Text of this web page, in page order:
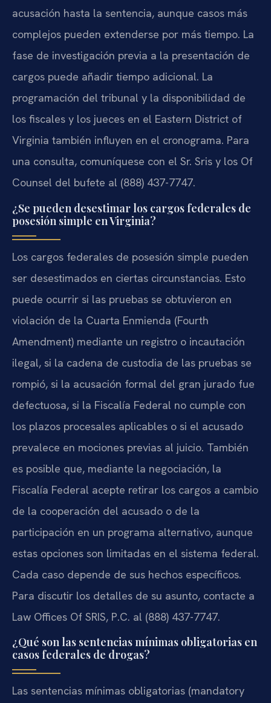
acusación hasta la sentencia, aunque casos más
complejos pueden extenderse por más tiempo. La
fase de investigación previa a la presentación de
cargos puede añadir tiempo adicional. La
programación del tribunal y la disponibilidad de
los fiscales y los jueces en el Eastern District of
Virginia también influyen en el cronograma. Para
una consulta, comuníquese con el Sr. Sris y los Of
Counsel del bufete al (888) 437-7747.
¿Se pueden desestimar los cargos federales de
posesión simple en Virginia?
Los cargos federales de posesión simple pueden
ser desestimados en ciertas circunstancias. Esto
puede ocurrir si las pruebas se obtuvieron en
violación de la Cuarta Enmienda (Fourth
Amendment) mediante un registro o incautación
ilegal, si la cadena de custodia de las pruebas se
rompió, si la acusación formal del gran jurado fue
defectuosa, si la Fiscalía Federal no cumple con
los plazos procesales aplicables o si el acusado
prevalece en mociones previas al juicio. También
es posible que, mediante la negociación, la
Fiscalía Federal acepte retirar los cargos a cambio
de la cooperación del acusado o de la
participación en un programa alternativo, aunque
estas opciones son limitadas en el sistema federal.
Cada caso depende de sus hechos específicos.
Para discutir los detalles de su asunto, contacte a
Law Offices Of SRIS, P.C. al (888) 437-7747.
¿Qué son las sentencias mínimas obligatorias en
casos federales de drogas?
Las sentencias mínimas obligatorias (mandatory